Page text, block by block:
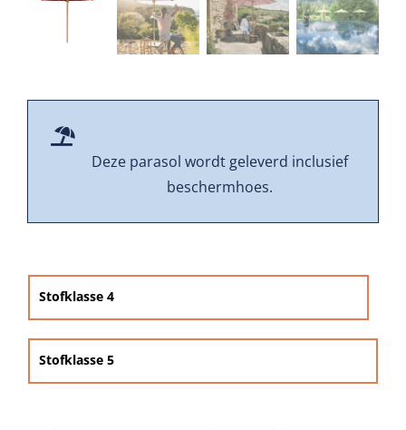
Balkonklemmen
Verlichting
Glatz stofstalen collectie Sampleboeken
Umbrosa en Paraflex parasoldoeken
Deze parasol wordt geleverd inclusief
beschermhoes.
Stofklasse 4
Stofklasse 5